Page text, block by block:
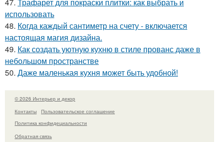
использовать
48. Когда каждый сантиметр на счету - включается
настоящая магия дизайна.
49. Как создать уютную кухню в стиле прованс даже в
небольшом пространстве
50. Даже маленькая кухня может быть удобной!
© 2026 Интерьер и декор
Контакты
Пользовательское соглашение
Политика конфидециальности
Обратная связь